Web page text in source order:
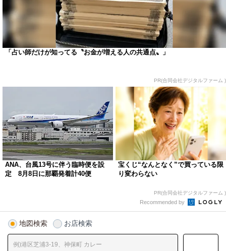
「占い師だけが知ってる〝お金が増える人の共通点〟」
PR(合同会社デジタルファーム )
ANA、台風13号に伴う臨時便を設
定 8月8日に那覇発着計40便
宝くじ“なんとなく”で買っている限
り変わらない
PR(合同会社デジタルファーム )
Recommended by
地図検索 お店検索